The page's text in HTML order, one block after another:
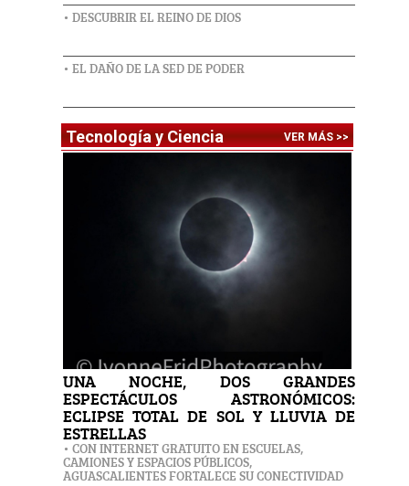
• DESCUBRIR EL REINO DE DIOS
• EL DAÑO DE LA SED DE PODER
Tecnología y Ciencia VER MÁS >>
UNA NOCHE, DOS GRANDES
ESPECTÁCULOS ASTRONÓMICOS:
ECLIPSE TOTAL DE SOL Y LLUVIA DE
ESTRELLAS
• CON INTERNET GRATUITO EN ESCUELAS,
CAMIONES Y ESPACIOS PÚBLICOS,
AGUASCALIENTES FORTALECE SU CONECTIVIDAD